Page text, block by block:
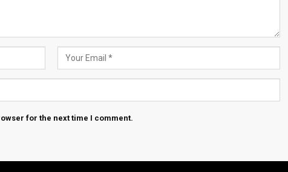
for the next time I comment.